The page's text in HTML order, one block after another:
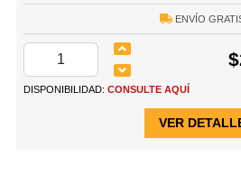
ENVÍO
DISPONIBILIDAD: CONSULTE AQUÍ
VER